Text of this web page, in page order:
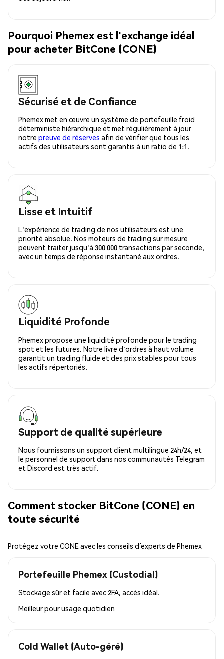
Pourquoi Phemex est l'exchange idéal
pour acheter BitCone (CONE)
Sécurisé et de Confiance
Phemex met en œuvre un système de portefeuille froid
déterministe hiérarchique et met régulièrement à jour
notre preuve de réserves afin de vérifier que tous les
actifs des utilisateurs sont garantis à un ratio de 1:1.
Lisse et Intuitif
L'expérience de trading de nos utilisateurs est une
priorité absolue. Nos moteurs de trading sur mesure
peuvent traiter jusqu'à 300 000 transactions par seconde,
avec un temps de réponse instantané aux ordres.
Liquidité Profonde
Phemex propose une liquidité profonde pour le trading
spot et les futures. Notre livre d'ordres à haut volume
garantit un trading fluide et des prix stables pour tous
les actifs répertoriés.
Support de qualité supérieure
Nous fournissons un support client multilingue 24h/24, et
le personnel de support dans nos communautés Telegram
et Discord est très actif.
Comment stocker BitCone (CONE) en
toute sécurité
Protégez votre CONE avec les conseils d’experts de Phemex
Portefeuille Phemex (Custodial)
Stockage sûr et facile avec 2FA, accès idéal.
Meilleur pourusage quotidien
Cold Wallet (Auto-géré)